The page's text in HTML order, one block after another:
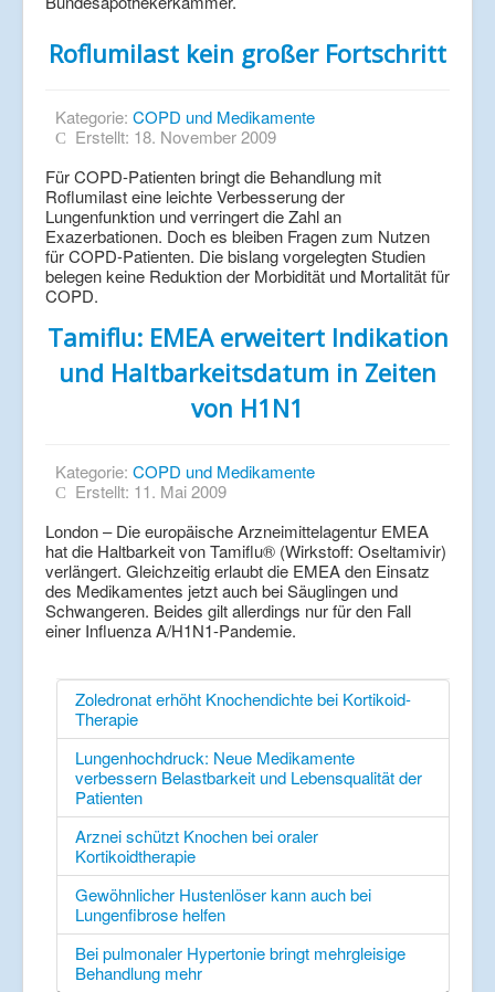
Roflumilast kein großer Fortschritt
Kategorie: COPD und Medikamente
Erstellt: 18. November 2009
Für COPD-Patienten bringt die Behandlung mit
Roflumilast eine leichte Verbesserung der
Lungenfunktion und verringert die Zahl an
Exazerbationen. Doch es bleiben Fragen zum Nutzen
für COPD-Patienten. Die bislang vorgelegten Studien
belegen keine Reduktion der Morbidität und Mortalität für
COPD.
Tamiflu: EMEA erweitert Indikation
und Haltbarkeitsdatum in Zeiten
von H1N1
Kategorie: COPD und Medikamente
Erstellt: 11. Mai 2009
London – Die europäische Arzneimittelagentur EMEA
hat die Haltbarkeit von Tamiflu® (Wirkstoff: Oseltamivir)
verlängert. Gleichzeitig erlaubt die EMEA den Einsatz
des Medikamentes jetzt auch bei Säuglingen und
Schwangeren. Beides gilt allerdings nur für den Fall
einer Influenza A/H1N1-Pandemie.
Zoledronat erhöht Knochendichte bei Kortikoid-
Therapie
Lungenhochdruck: Neue Medikamente
verbessern Belastbarkeit und Lebensqualität der
Patienten
Arznei schützt Knochen bei oraler
Kortikoidtherapie
Gewöhnlicher Hustenlöser kann auch bei
Lungenfibrose helfen
Bei pulmonaler Hypertonie bringt mehrgleisige
Behandlung mehr